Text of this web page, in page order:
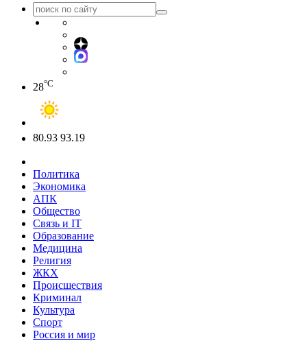
28°C
80.93 93.19
Политика
Экономика
АПК
Общество
Связь и IT
Образование
Медицина
Религия
ЖКХ
Происшествия
Криминал
Культура
Спорт
Россия и мир